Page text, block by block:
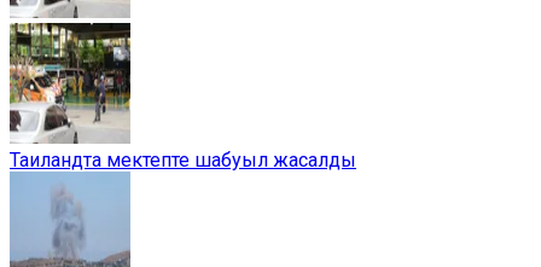
Таиландта мектепте шабуыл жасалды